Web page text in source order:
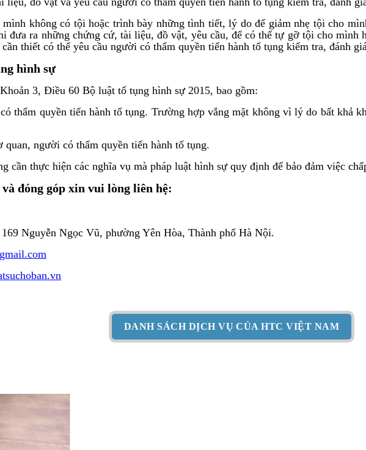
không có tội hoặc trình bày những tình tiết, lý do để giảm nhẹ tội cho
đưa ra những chứng cứ, tài liệu, đồ vật, yêu cầu, để có thể tự gỡ tội cho
thiết có thể yêu cầu người có thẩm quyền tiến hành tố tụng kiểm tra, đánh
hình sự
3, Điều 60 Bộ luật tố tụng hình sự 2015, bao gồm:
thẩm quyền tiến hành tố tụng. Trường hợp vắng mặt không vì lý do bất khả
quan, người có thẩm quyền tiến hành tố tụng.
cần thực hiện các nghĩa vụ mà pháp luật hình sự quy định để bảo đảm việc
đóng góp xin vui lòng liên hệ:
Nguyễn Ngọc Vũ, phường Yên Hòa, Thành phố Hà Nội.
DANH SÁCH DỊCH VỤ CỦA HTC VIỆT NAM